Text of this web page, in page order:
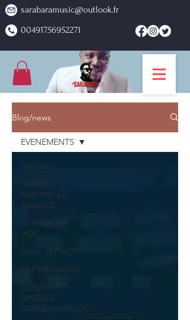
sarabaramusic@outlook.fr
00491756952271
Blog/news
All Posts
SORTIES
ALBUMS ET
SINGLES
GUINEA HIP
HOP
MALI- HIP HOP
RAP FRANCAIS
ALBUMS ET
SINGLES
SARABARAMUSIC
EVENEMENTS